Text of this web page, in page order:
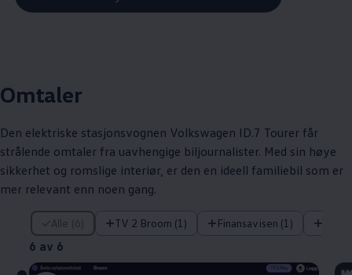
Omtaler
Den elektriske stasjonsvognen Volkswagen ID.7 Tourer får
strålende omtaler fra uavhengige biljournalister. Med sin høye
sikkerhet og romslige interiør, er den en ideell familiebil som er
mer relevant enn noen gang.
Alle (6) TV 2 Broom (1) Finansavisen (1)
6 av 6
6 av 6